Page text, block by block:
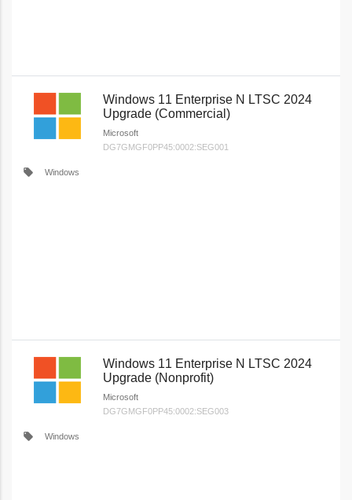
Windows 11 Enterprise N LTSC 2024
Upgrade (Commercial)
Microsoft
DG7GMGF0PP45:0002:SEG001
local_offer Windows
Windows 11 Enterprise N LTSC 2024
Upgrade (Nonprofit)
Microsoft
DG7GMGF0PP45:0002:SEG003
local_offer Windows